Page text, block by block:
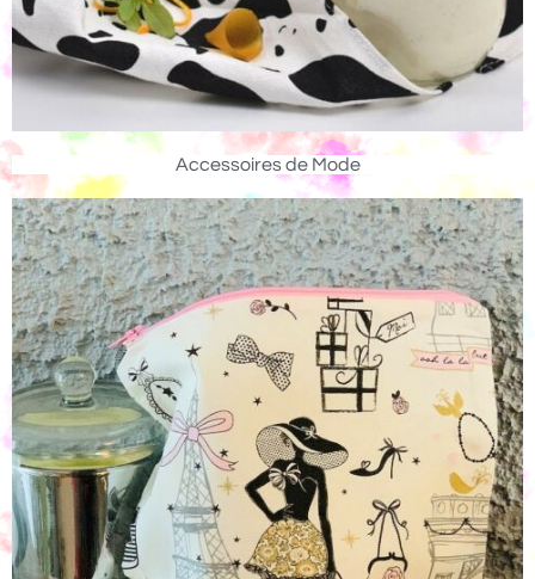
Accessoires de Mode